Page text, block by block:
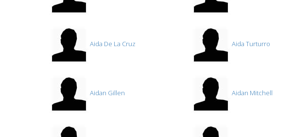
Aida De La Cruz Aida Turturro
Aidan Gillen Aidan Mitchell